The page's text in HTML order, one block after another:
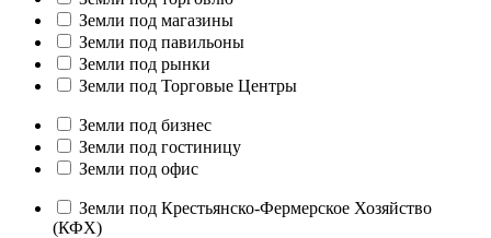
Земли под магазины
Земли под павильоны
Земли под рынки
Земли под Торговые Центры
Земли под бизнес
Земли под гостиницу
Земли под офис
Земли под Крестьянско-Фермерское Хозяйство
(КФХ)